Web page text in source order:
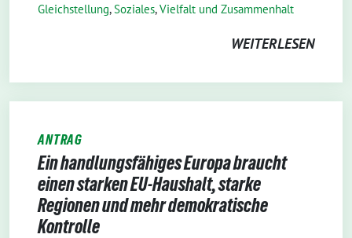
Gleichstellung,Soziales,Vielfalt und Zusammenhalt
WEITERLESEN
ANTRAG
Ein handlungsfähiges Europa braucht
einen starken EU-Haushalt, starke
Regionen und mehr demokratische
Kontrolle